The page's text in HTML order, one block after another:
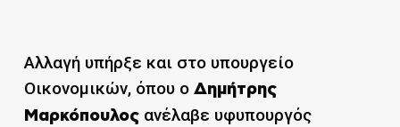
Αλλαγή υπήρξε και στο υπουργείο
Οικονομικών, όπου ο Δημήτρης
Μαρκόπουλοςανέλαβε υφυπουργός